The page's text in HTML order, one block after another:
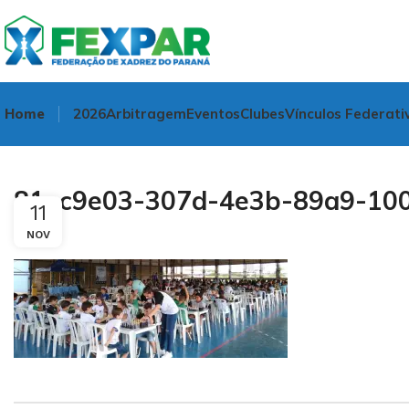
Home 2026ArbitragemEventosClubesVínculos
81ec9e03-307d-4e3b-89a9-
11
NOV